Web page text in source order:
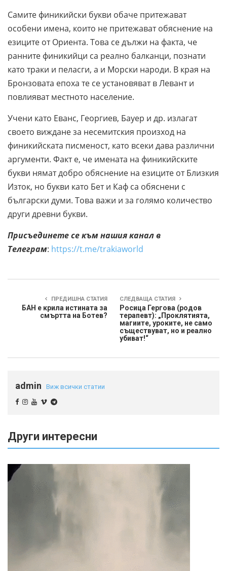
Самите финикийски букви обаче притежават
особени имена, които не притежават обяснение на
езиците от Ориента. Това се дължи на факта, че
ранните финикийци са реално балканци, познати
като траки и пеласги, а и Морски народи. В края на
Бронзовата епоха те се установяват в Левант и
повлияват местното население.
Учени като Еванс, Георгиев, Бауер и др. излагат
своето виждане за несемитския произход на
финикийската писменост, като всеки дава различни
аргументи. Факт е, че имената на финикийските
букви нямат добро обяснение на езиците от Близкия
Изток, но букви като Бет и Каф са обяснени с
български думи. Това важи и за голямо количество
други древни букви.
Присъединете се към нашия канал в
Телеграм: https://t.me/trakiaworld
ПРЕДИШНА СТАТИЯ
БАН е крила истината за
смъртта на Ботев?
СЛЕДВАЩА СТАТИЯ
Росица Гергова (родов
терапевт): „Проклятията,
магиите, уроките, не само
съществуват, но и реално
убиват!“
admin Виж всички статии
Други интересни